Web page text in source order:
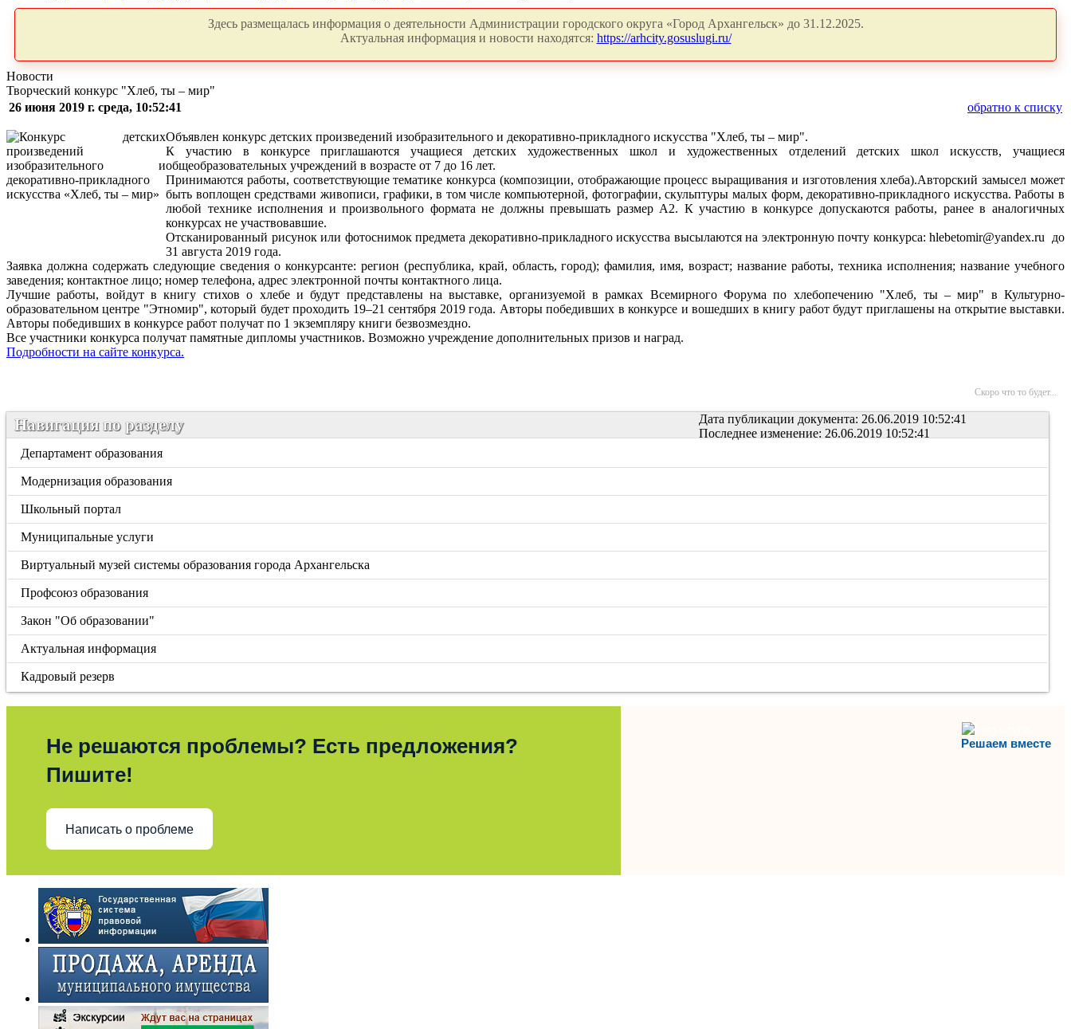
Здесь размещалась информация о деятельности Администрации городского округа «Город Архангельск» до 31.12.2025.
Актуальная информация и новости находятся: https://arhcity.gosuslugi.ru/
Новости
Творческий конкурс "Хлеб, ты – мир"
26 июня 2019 г. среда, 10:52:41
обратно к списку
Объявлен конкурс детских произведений изобразительного и декоративно-прикладного искусства "Хлеб, ты – мир".
К участию в конкурсе приглашаются учащиеся детских художественных школ и художественных отделений детских школ искусств, учащиеся
общеобразовательных учреждений в возрасте от 7 до 16 лет.
Принимаются работы, соответствующие тематике конкурса (композиции, отображающие процесс выращивания и изготовления хлеба).Авторский замысел может
быть воплощен средствами живописи, графики, в том числе компьютерной, фотографии, скульптуры малых форм, декоративно-прикладного искусства. Работы в
любой технике исполнения и произвольного формата не должны превышать размер А2. К участию в конкурсе допускаются работы, ранее в аналогичных
конкурсах не участвовавшие.
Отсканированный рисунок или фотоснимок предмета декоративно-прикладного искусства высылаются на электронную почту конкурса: hlebetomir@yandex.ru до
31 августа 2019 года.
Заявка должна содержать следующие сведения о конкурсанте: регион (республика, край, область, город); фамилия, имя, возраст; название работы, техника исполнения; название учебного
заведения; контактное лицо; номер телефона, адрес электронной почты контактного лица.
Лучшие работы, войдут в книгу стихов о хлебе и будут представлены на выставке, организуемой в рамках Всемирного Форума по хлебопечению "Хлеб, ты – мир" в Культурно-
образовательном центре "Этномир", который будет проходить 19–21 сентября 2019 года. Авторы победивших в конкурсе и вошедших в книгу работ будут приглашены на открытие выставки.
Авторы победивших в конкурсе работ получат по 1 экземпляру книги безвозмездно.
Все участники конкурса получат памятные дипломы участников. Возможно учреждение дополнительных призов и наград.
Подробности на сайте конкурса.
Скоро что то будет...
Дата публикации документа: 26.06.2019 10:52:41
Последнее изменение: 26.06.2019 10:52:41
Навигация по разделу
Департамент образования
Модернизация образования
Школьный портал
Муниципальные услуги
Виртуальный музей системы образования города Архангельска
Профсоюз образования
Закон "Об образовании"
Актуальная информация
Кадровый резерв
Решаем вместе
Не решаются проблемы? Есть предложения?
Пишите!
Написать о проблеме